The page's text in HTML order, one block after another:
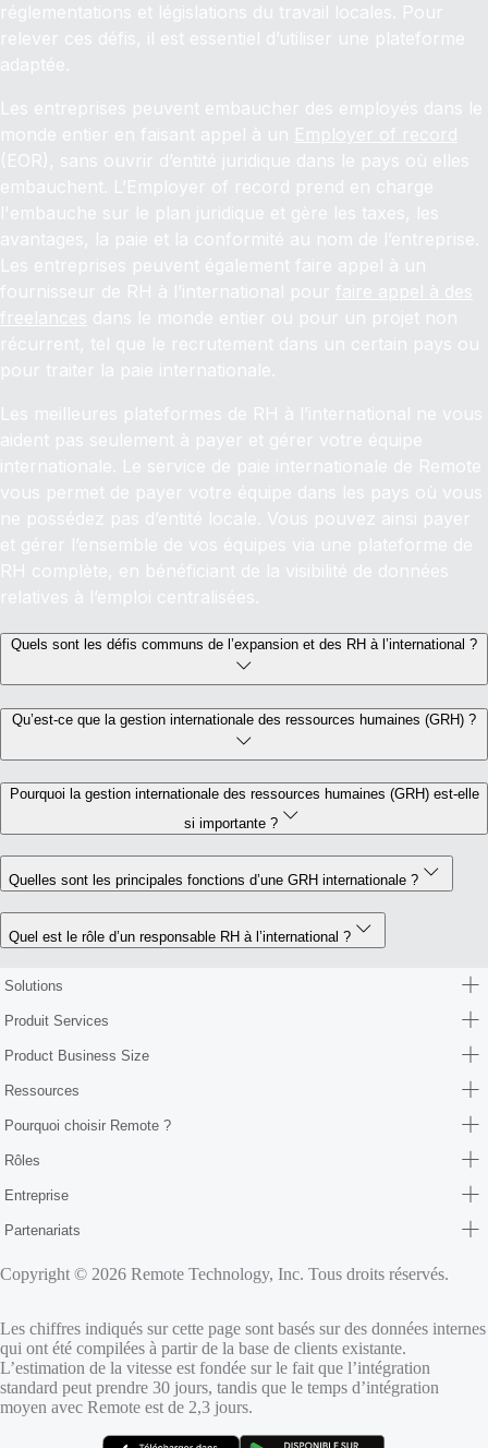
réglementations et législations du travail locales. Pour
relever ces défis, il est essentiel d’utiliser une plateforme
adaptée.
Les entreprises peuvent embaucher des employés dans le
monde entier en faisant appel à un Employer of record
(EOR), sans ouvrir d’entité juridique dans le pays où elles
embauchent. L’Employer of record prend en charge
l'embauche sur le plan juridique et gère les taxes, les
avantages, la paie et la conformité au nom de l’entreprise.
Les entreprises peuvent également faire appel à un
fournisseur de RH à l’international pour faire appel à des
freelances dans le monde entier ou pour un projet non
récurrent, tel que le recrutement dans un certain pays ou
pour traiter la paie internationale.
Les meilleures plateformes de RH à l’international ne vous
aident pas seulement à payer et gérer votre équipe
internationale. Le service de paie internationale de Remote
vous permet de payer votre équipe dans les pays où vous
ne possédez pas d’entité locale. Vous pouvez ainsi payer
et gérer l’ensemble de vos équipes via une plateforme de
RH complète, en bénéficiant de la visibilité de données
relatives à l’emploi centralisées.
Quels sont les défis communs de l’expansion et des RH à l’international ?
Qu’est-ce que la gestion internationale des ressources humaines (GRH) ?
Pourquoi la gestion internationale des ressources humaines (GRH) est-elle
si importante ?
Quelles sont les principales fonctions d’une GRH internationale ?
Quel est le rôle d’un responsable RH à l’international ?
Solutions
Produit Services
Product Business Size
Ressources
Pourquoi choisir Remote ?
Rôles
Entreprise
Partenariats
Copyright © 2026 Remote Technology, Inc. Tous droits réservés.
Les chiffres indiqués sur cette page sont basés sur des données internes
qui ont été compilées à partir de la base de clients existante.
L’estimation de la vitesse est fondée sur le fait que l’intégration
standard peut prendre 30 jours, tandis que le temps d’intégration
moyen avec Remote est de 2,3 jours.